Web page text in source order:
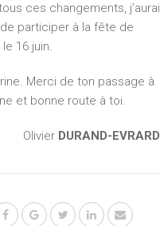
ces changements, j’aurai
participer à la fête de
16 juin.
Merci de ton passage à
et bonne route à toi.
Olivier DURAND-EVRARD